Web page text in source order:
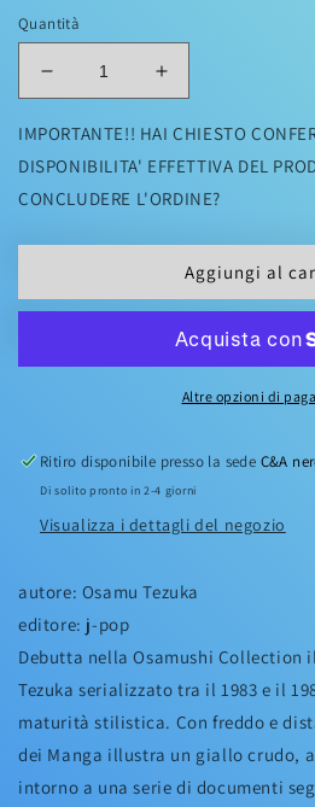
listino
Quantità
Diminuisci
quantità
per
I
ADOLF
Aumenta
quantità
per
I
ADOLF
IMPORTANTE!! HAI CHIESTO
DISPONIBILITA' EFFETTIVA DEL
CONCLUDERE L'ORDINE?
Aggiungi al
Altre opzioni di
Ritiro disponibile presso la sede C&A
Di solito pronto in 2-4 giorni
Visualizza i dettagli del negozio
autore: Osamu Tezuka
editore: j-pop
Debutta nella Osamushi Collection
Tezuka serializzato tra il 1983 e il
maturità stilistica. Con freddo e
dei Manga illustra un giallo crudo,
intorno a una serie di documenti